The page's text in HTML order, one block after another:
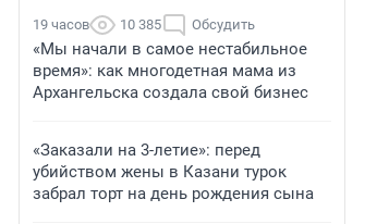
19 часов 10 385 Обсудить
«Мы начали в самое нестабильное
время»: как многодетная мама из
Архангельска создала свой бизнес
«Заказали на 3-летие»: перед
убийством жены в Казани турок
забрал торт на день рождения сына